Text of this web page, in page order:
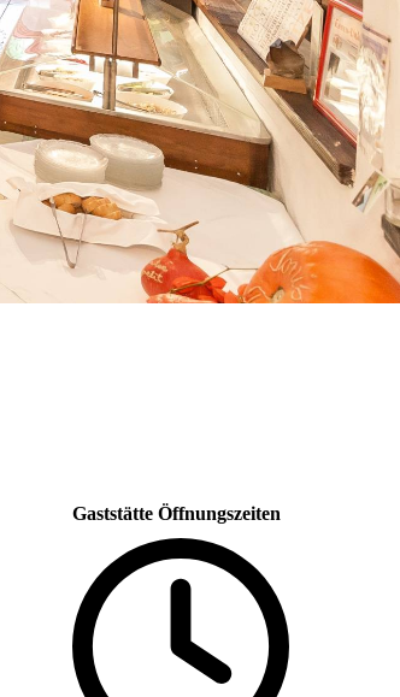
Gaststätte Öffnungszeiten